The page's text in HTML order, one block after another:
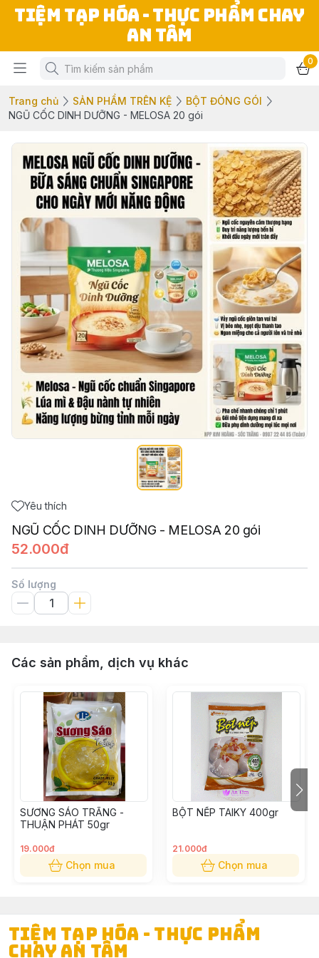
TIỆM TẠP HÓA - THỰC PHẨM CHAY
AN TÂM
0
Trang chủ SẢN PHẨM TRÊN KỆ
BỘT ĐÓNG GÓI
NGŨ CỐC DINH DƯỠNG - MELOSA 20 gói
Yêu thích
NGŨ CỐC DINH DƯỠNG - MELOSA 20 gói
52.000đ
Số lượng
Các sản phẩm, dịch vụ khác
SƯƠNG SÁO TRẮNG -
THUẬN PHÁT 50gr
19.000đ
Chọn mua
BỘT NẾP TAIKY 400gr
21.000đ
Chọn mua
TIỆM TẠP HÓA - THỰC PHẨM
CHAY AN TÂM